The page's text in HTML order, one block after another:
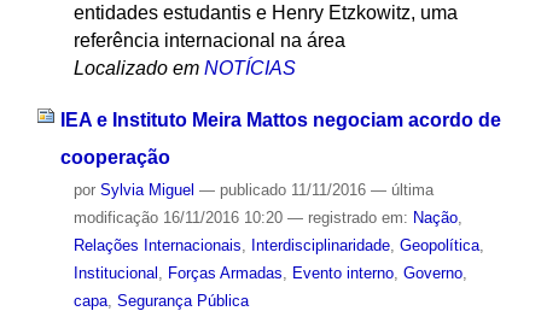
entidades estudantis e Henry Etzkowitz, uma
referência internacional na área
Localizado em NOTÍCIAS
IEA e Instituto Meira Mattos negociam acordo de
cooperação
por Sylvia Miguel — publicado11/11/2016 — última
modificação16/11/2016 10:20 — registrado em: Nação,
Relações Internacionais
Interdisciplinaridade, Geopolítica,
Institucional
Forças Armadas Evento interno, Governo,
capa, Segurança Pública